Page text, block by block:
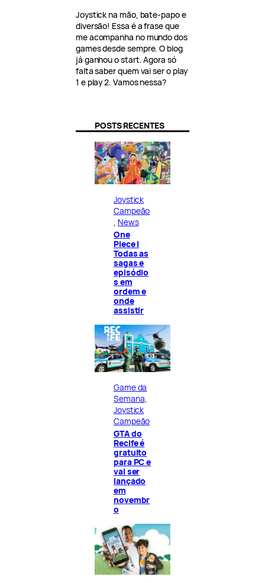
Joystick na mão, bate-papo e
diversão! Essa é a frase que
me acompanha no mundo dos
games desde sempre. O blog
já ganhou o start. Agora só
falta saber quem vai ser o play
1 e play 2. Vamos nessa?
POSTS RECENTES
Joystick
Campeão
News
One
Piece |
Todas as
sagas e
episódio
s em
ordem e
onde
assistir
Game da
Semana
Joystick
Campeão
GTA do
Recife é
gratuito
para PC e
vai ser
lançado
em
novembr
o